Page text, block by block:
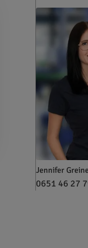
Jennifer
0651 46 27